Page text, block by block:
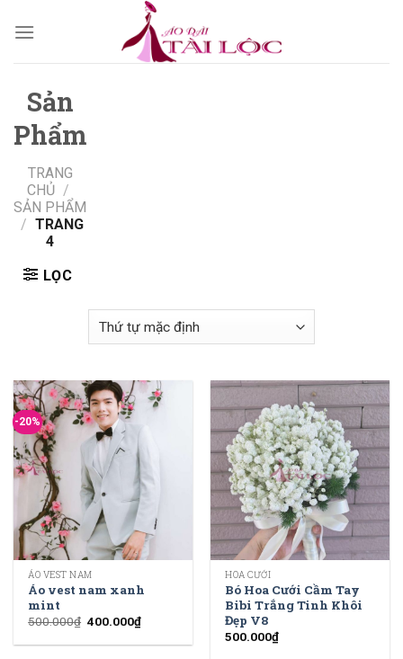
Sản
Phẩm
TRANG
CHỦ /
SẢN PHẨM
/ TRANG
4
LỌC
-20%
ÁO VEST NAM
Áo vest nam xanh
mint
500.000₫ 400.000₫
HOA CƯỚI
Bó Hoa Cưới Cầm Tay
Bibi Trắng Tinh Khôi
Đẹp V8
500.000₫